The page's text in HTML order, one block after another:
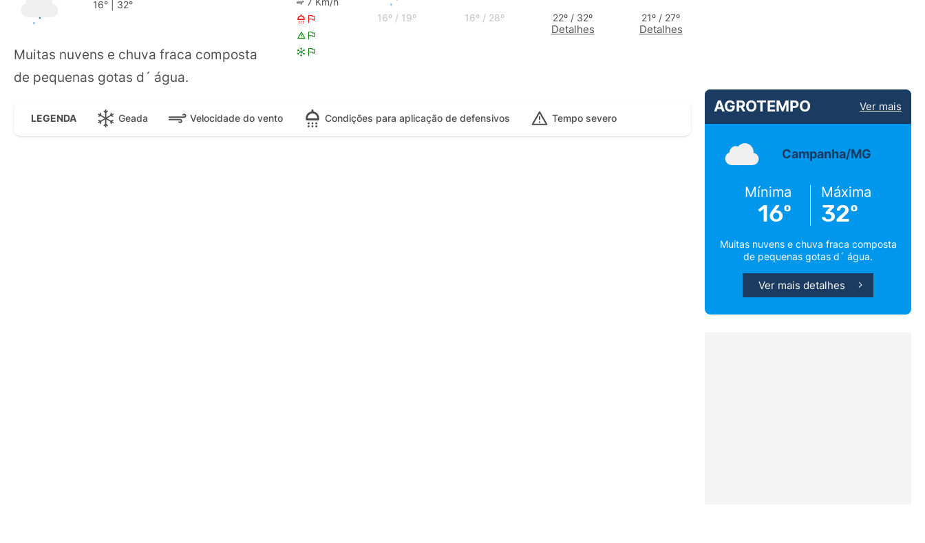
16° 32°
Muitas nuvens e chuva fraca composta
de pequenas gotas d´ água.
16º / 19º 16º / 28º 22º / 32º
Detalhes
21º / 27º
Detalhes
LEGENDA Geada Velocidade do vento Condições para aplicação de defensivos Tempo severo
AGROTEMPO Ver mais
Campanha/MG
Mínima
16º
Máxima
32º
Muitas nuvens e chuva fraca composta
de pequenas gotas d´ água.
Ver mais detalhes